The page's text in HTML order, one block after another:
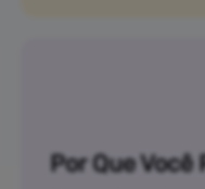
Por Que Você